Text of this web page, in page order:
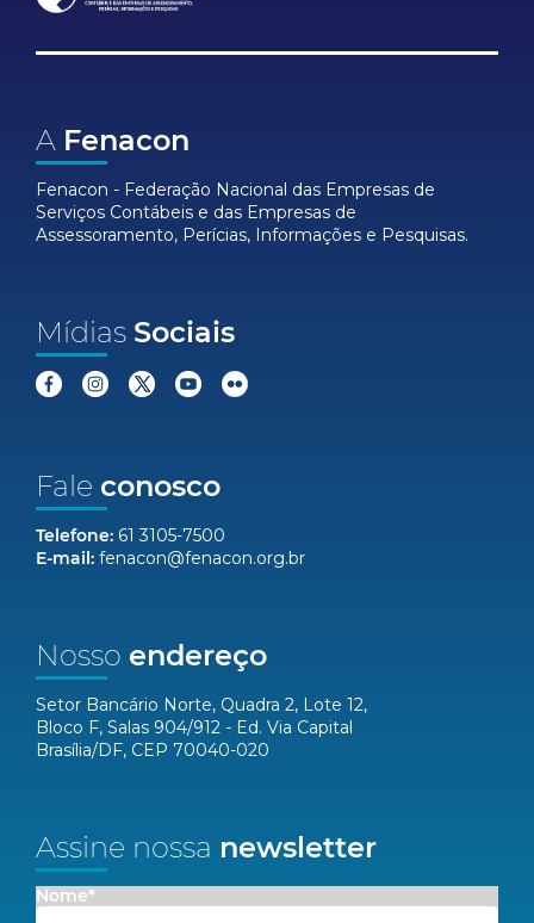
A Fenacon
Fenacon - Federação Nacional das Empresas de
Serviços Contábeis e das Empresas de
Assessoramento, Perícias, Informações e Pesquisas.
Mídias Sociais
Fale conosco
Telefone: 61 3105-7500
E-mail: fenacon@fenacon.org.br
Nosso endereço
Setor Bancário Norte, Quadra 2, Lote 12,
Bloco F, Salas 904/912 - Ed. Via Capital
Brasília/DF, CEP 70040-020
Assine nossa newsletter
Nome*